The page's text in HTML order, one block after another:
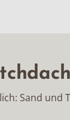
Sand und